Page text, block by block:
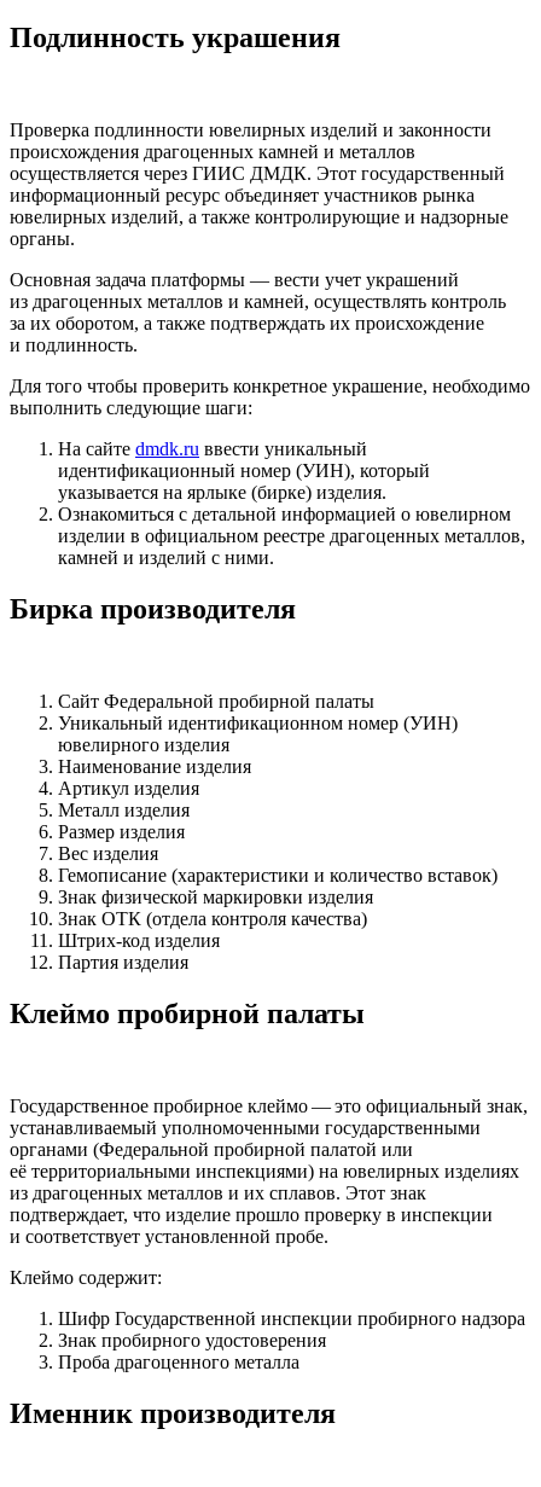
Подлинность украшения
Проверка подлинности ювелирных изделий и законности
происхождения драгоценных камней и металлов
осуществляется через ГИИС ДМДК. Этот государственный
информационный ресурс объединяет участников рынка
ювелирных изделий, а также контролирующие и надзорные
органы.
Основная задача платформы — вести учет украшений
из драгоценных металлов и камней, осуществлять контроль
за их оборотом, а также подтверждать их происхождение
и подлинность.
Для того чтобы проверить конкретное украшение, необходимо
выполнить следующие шаги:
На сайте dmdk.ru ввести уникальный
идентификационный номер (УИН), который
указывается на ярлыке (бирке) изделия.
Ознакомиться с детальной информацией о ювелирном
изделии в официальном реестре драгоценных металлов,
камней и изделий с ними.
Бирка производителя
Сайт Федеральной пробирной палаты
Уникальный идентификационном номер (УИН)
ювелирного изделия
Наименование изделия
Артикул изделия
Металл изделия
Размер изделия
Вес изделия
Гемописание (характеристики и количество вставок)
Знак физической маркировки изделия
Знак ОТК (отдела контроля качества)
Штрих-код изделия
Партия изделия
Клеймо пробирной палаты
Государственное пробирное клеймо — это официальный знак,
устанавливаемый уполномоченными государственными
органами (Федеральной пробирной палатой или
её территориальными инспекциями) на ювелирных изделиях
из драгоценных металлов и их сплавов. Этот знак
подтверждает, что изделие прошло проверку в инспекции
и соответствует установленной пробе.
Клеймо содержит:
Шифр Государственной инспекции пробирного надзора
Знак пробирного удостоверения
Проба драгоценного металла
Именник производителя